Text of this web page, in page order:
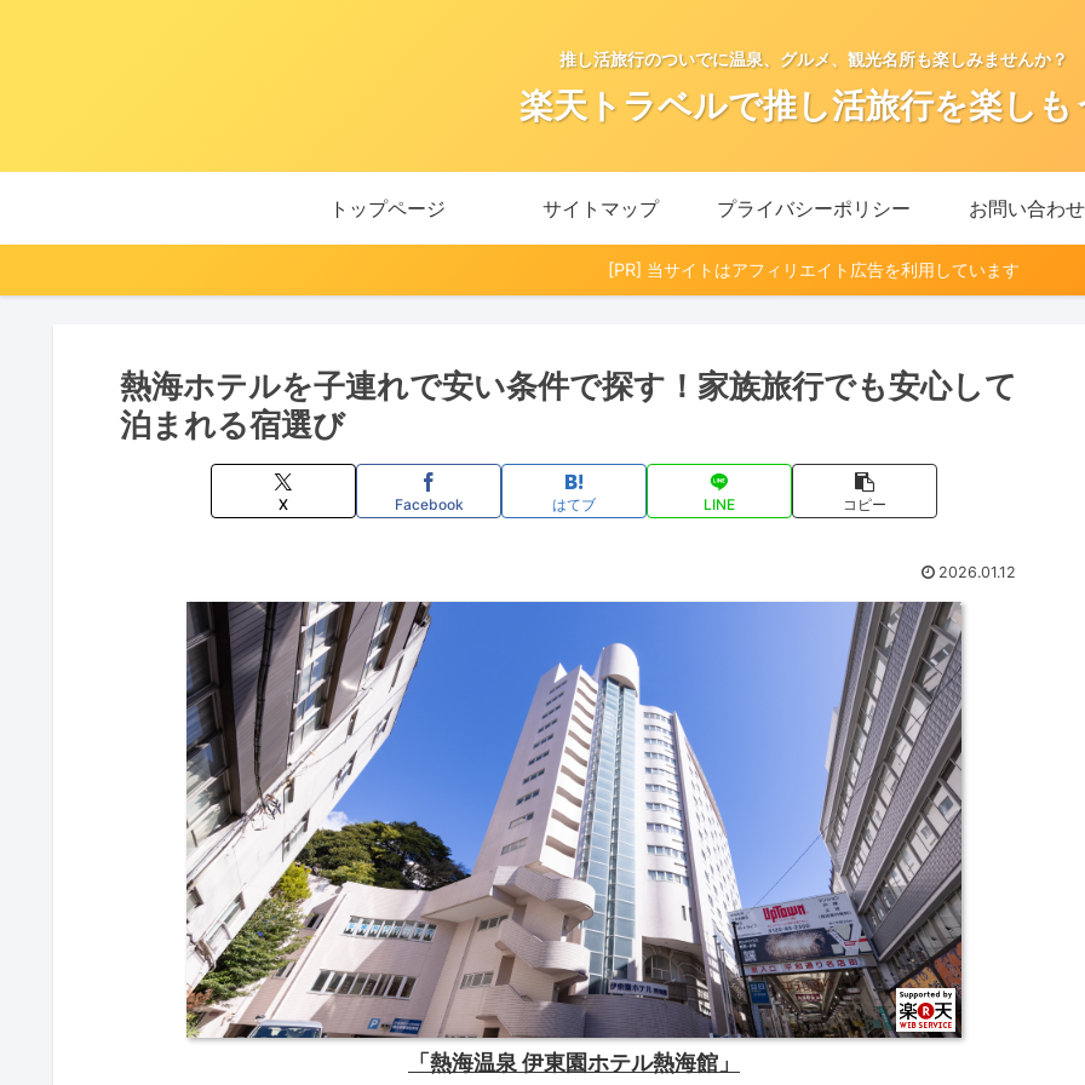
推し活旅行のついでに温泉、グルメ、観光名所も楽しみませんか？
楽天トラベルで推し活旅行を楽しも
トップページ サイトマップ プライバシーポリシー お問い合わせ
[PR] 当サイトはアフィリエイト広告を利用しています
熱海ホテルを子連れで安い条件で探す！家族旅行でも安心して
泊まれる宿選び
X Facebook はてブ LINE コピー
2026.01.12
「熱海温泉 伊東園ホテル熱海館」